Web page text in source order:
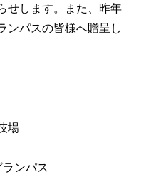
せします。また、昨年
ンパスの皆様へ贈呈し
場
ンパス